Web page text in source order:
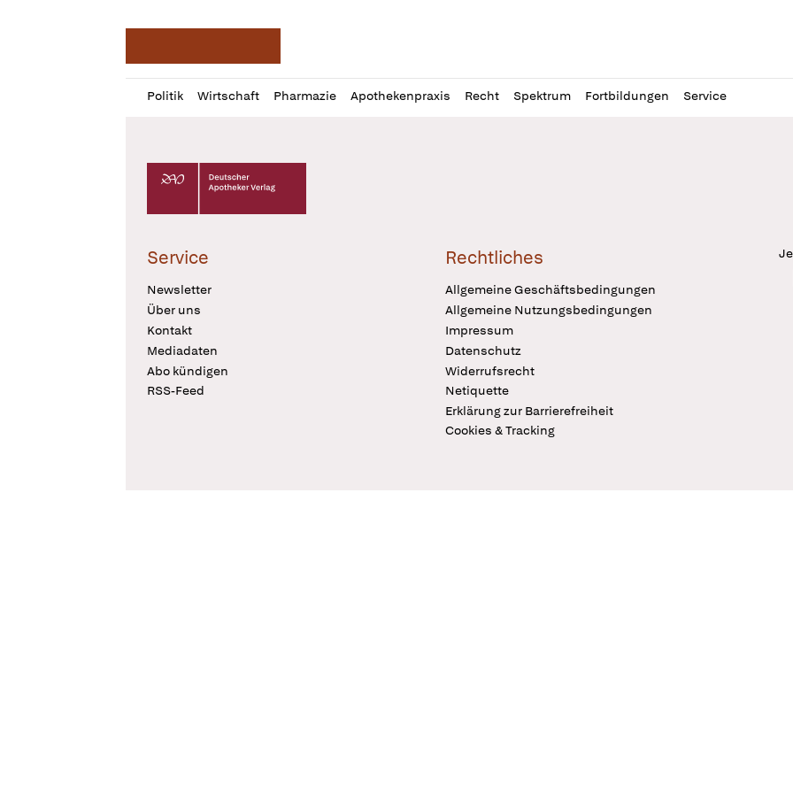
Politik Wirtschaft Pharmazie Apothekenpraxis Recht Spektrum Fortbildungen Service
Profil
öffnen
Daz
Pur
Deutscher Apotheker Verlag Logo
Service
Newsletter
Über uns
Kontakt
Mediadaten
Abo kündigen
RSS-Feed
Rechtliches
Allgemeine Geschäftsbedingungen
Allgemeine Nutzungsbedingungen
Impressum
Datenschutz
Widerrufsrecht
Netiquette
Erklärung zur Barrierefreiheit
Cookies & Tracking